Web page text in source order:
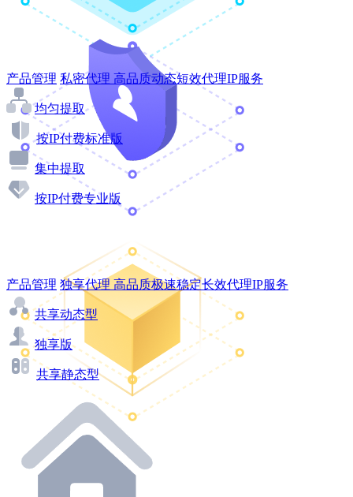
产品管理 私密代理 高品质动态短效代理IP服务
均匀提取
按IP付费标准版
集中提取
按IP付费专业版
产品管理 独享代理 高品质极速稳定长效代理IP服务
共享动态型
独享版
共享静态型